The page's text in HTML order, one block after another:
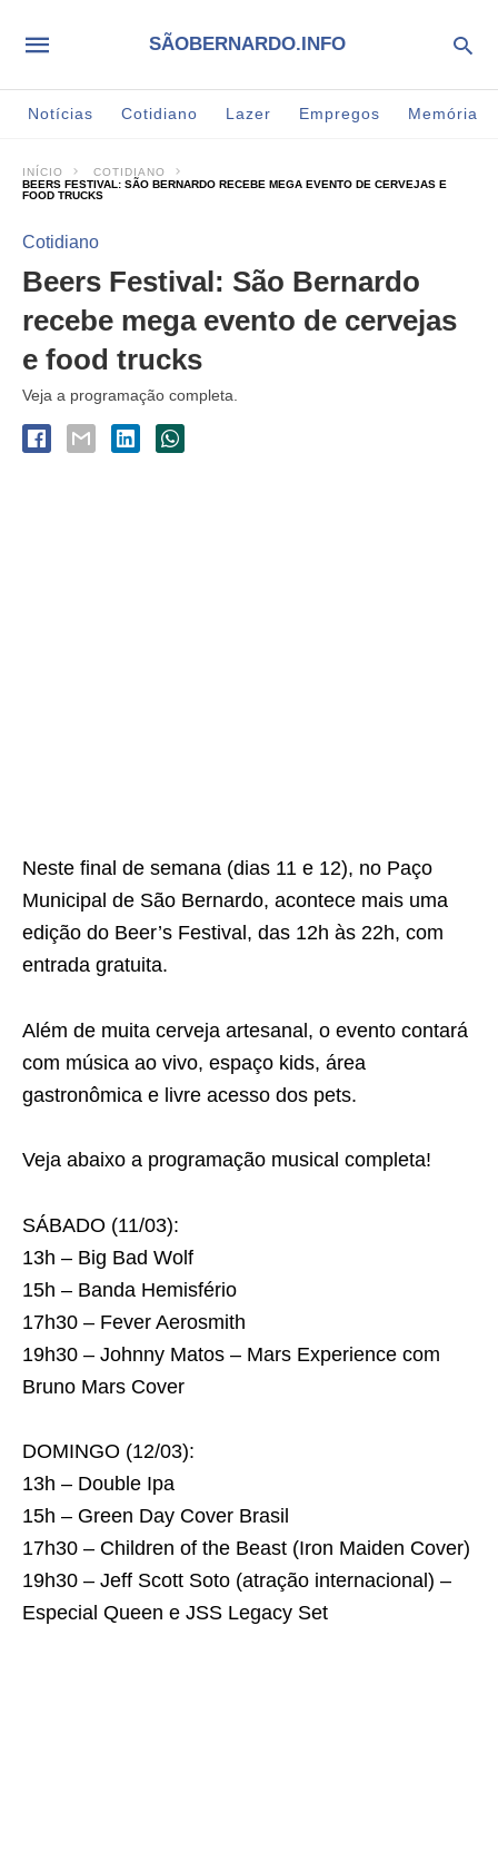
SÃOBERNARDO.INFO
Notícias Cotidiano Lazer Empregos Memória
INÍCIO
COTIDIANO
BEERS FESTIVAL: SÃO BERNARDO RECEBE MEGA EVENTO DE CERVEJAS E
FOOD TRUCKS
Cotidiano
Beers Festival: São Bernardo
recebe mega evento de cervejas
e food trucks
Veja a programação completa.
Neste final de semana (dias 11 e 12), no Paço
Municipal de São Bernardo, acontece mais uma
edição do Beer’s Festival, das 12h às 22h, com
entrada gratuita.
Além de muita cerveja artesanal, o evento contará
com música ao vivo, espaço kids, área
gastronômica e livre acesso dos pets.
Veja abaixo a programação musical completa!
SÁBADO (11/03):
13h – Big Bad Wolf
15h – Banda Hemisfério
17h30 – Fever Aerosmith
19h30 – Johnny Matos – Mars Experience com
Bruno Mars Cover
DOMINGO (12/03):
13h – Double Ipa
15h – Green Day Cover Brasil
17h30 – Children of the Beast (Iron Maiden Cover)
19h30 – Jeff Scott Soto (atração internacional) –
Especial Queen e JSS Legacy Set